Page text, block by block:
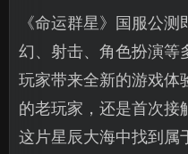
《命运群星》国服公
幻、射击、角色扮演等
玩家带来全新的游戏体
的老玩家，还是首次接
这片星辰大海中找到属